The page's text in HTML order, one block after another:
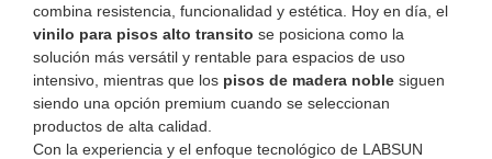
combina resistencia, funcionalidad y estética. Hoy en día, el
vinilo para pisos alto transito se posiciona como la
solución más versátil y rentable para espacios de uso
intensivo, mientras que los pisos de madera noble siguen
siendo una opción premium cuando se seleccionan
productos de alta calidad.
Con la experiencia y el enfoque tecnológico de LABSUN